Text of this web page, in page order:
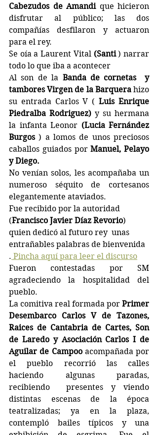
Cabezudos de Amandi que hicieron
disfrutar al público; las dos
compañías desfilaron y actuaron
para el rey.
Se oía a Laurent Vital (Santi ) narrar
todo lo que iba a acontecer
Al son de la Banda de cornetas  y
tambores Virgen de la Barquera hizo
su entrada Carlos V ( Luis Enrique
Piedralba Rodriguez) y su hermana
la infanta Leonor (Lucia Fernández
Burgos ) a lomos de unos preciosos
caballos guiados por Manuel, Pelayo
y Diego.
No venían solos, les acompañaba un
numeroso séquito de cortesanos
elegantemente ataviados.
Fue recibido por la autoridad
(Francisco Javier Díaz Revorio)
quien dedicó al futuro rey  unas
entrañables palabras de bienvenida
. Pincha aquí para leer el discurso
Fueron contestadas por SM
agradeciendo la hospitalidad del
pueblo.
La comitiva real formada por Primer
Desembarco Carlos V de Tazones,
Raices de Cantabria de Cartes, Son
de Laredo y Asociación Carlos I de
Aguilar de Campoo acompañada por
el pueblo recorrió las calles
haciendo algunas paradas,
recibiendo  presentes y viendo
distintas escenas de la época
teatralizadas; ya en la plaza,
contempló bailes típicos y una